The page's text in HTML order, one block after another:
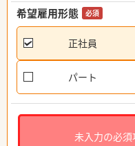
希望雇用形態 必須
正社員
パート
未入力の必